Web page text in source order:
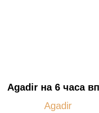
Agadir на 6 часа
Agadir